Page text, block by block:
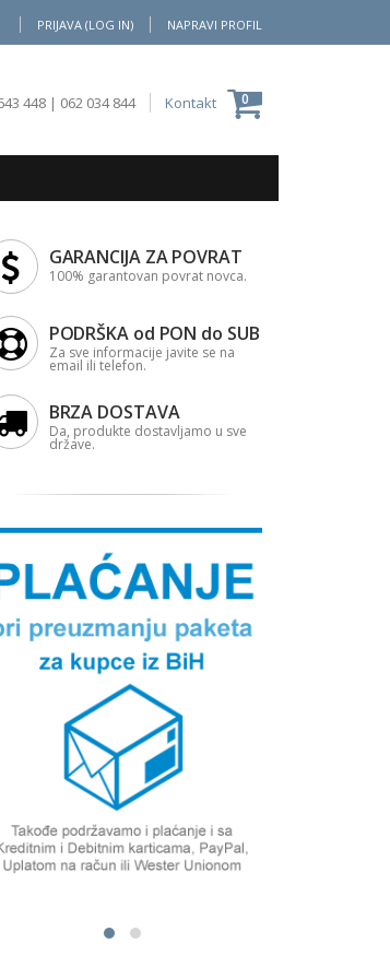
PRIJAVA (LOG IN) NAPRAVI PROFIL
Moja Korpa
0
448 | 062 034 844 Kontakt
GARANCIJA ZA POVRAT
100% garantovan povrat novca.
PODRŠKA od PON do SUB
Za sve informacije javite se na
email ili telefon.
BRZA DOSTAVA
Da, produkte dostavljamo u sve
države.